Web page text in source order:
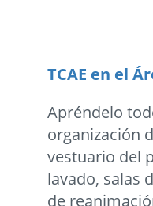
TCAE en el
Apréndelo
organización
vestuario del
lavado, salas
de